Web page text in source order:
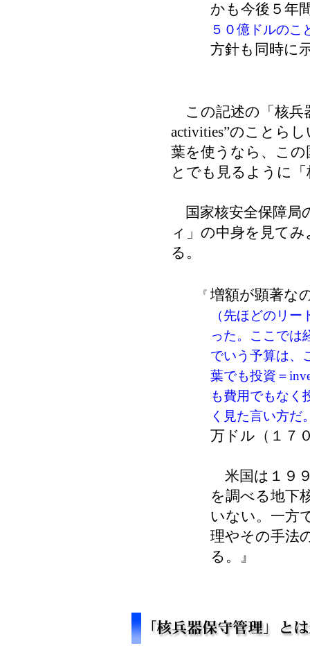
かも今後５年
５０億ドルのこ
方針も同時に
この記述の「核兵
activities”のことら
葉を使うなら、この
とでも見るように
国家核安全保障局
ィ」の中身を見て
る。
『 増額が顕著な
（先ほどのリ
った。ここでは
でいう予算は、
葉でも投資＝
も費用でもなく
く見た言い方だ
万ドル（１７
米国は１９
を調べる地下
いない。一方
理やその手法
る。』